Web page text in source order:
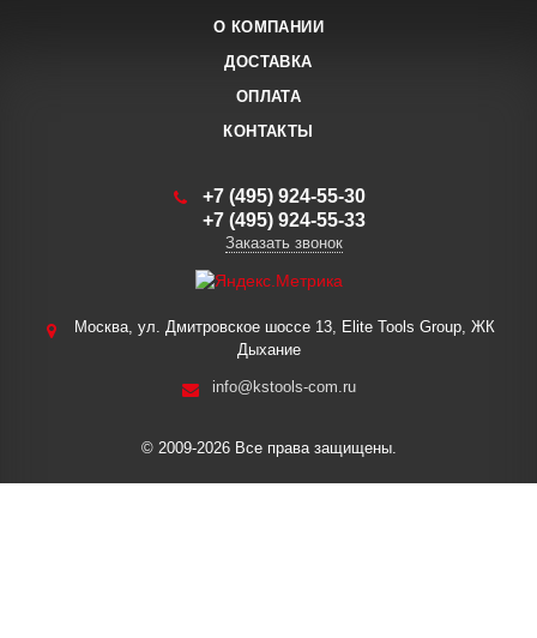
О КОМПАНИИ
ДОСТАВКА
ОПЛАТА
КОНТАКТЫ
+7 (495) 924-55-30
+7 (495) 924-55-33
Заказать звонок
Москва, ул. Дмитровское шоссе 13, Elite Tools Group, ЖК
Дыхание
info@kstools-com.ru
© 2009-2026 Все права защищены.